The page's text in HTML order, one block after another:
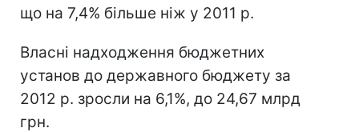
що на 7,4% більше ніж у 2011 р.
Власні надходження бюджетних
установ до державного бюджету за
2012 р. зросли на 6,1%, до 24,67 млрд
грн.